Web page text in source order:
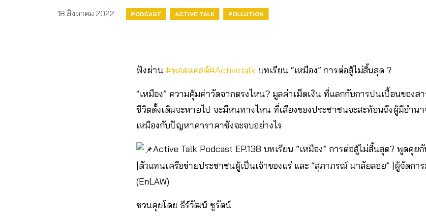
18 สิงหาคม 2022 PODCAST ACTIVE TALK
POLLUTION
ฟังผ่าน #พอดแคสต์#Activetalk บทเรียน “เหมือง” การต่อสู้ไม่สิ้นสุด ?
“เหมือง” ความคุ้มค่าวัดจากตรงไหน? มูลค่าเม็ดเงิน ที่แลกกับการปนเปื้อนของ
ชีวิตดั้งเดิมจะหายไป จะมีหนทางไหน ที่เสียงของประชาชนจะสะท้อนถึงผู้มีอำนา
เหมืองกับปัญหาคาราคาซังจะจบอย่างไร
Active Talk Podcast EP.138 บทเรียน “เหมือง” การต่อสู้ไม่สิ้นสุด? พูดคุย
|ตัวแทนเครือข่ายประชาชนผู้เป็นเจ้าของแร่ และ “สุภาภรณ์ มาลัยลอย” |ผู้จัดกา
(EnLAW)
ชวนคุยโดย ธีร์วัฒน์ ชูรัตน์